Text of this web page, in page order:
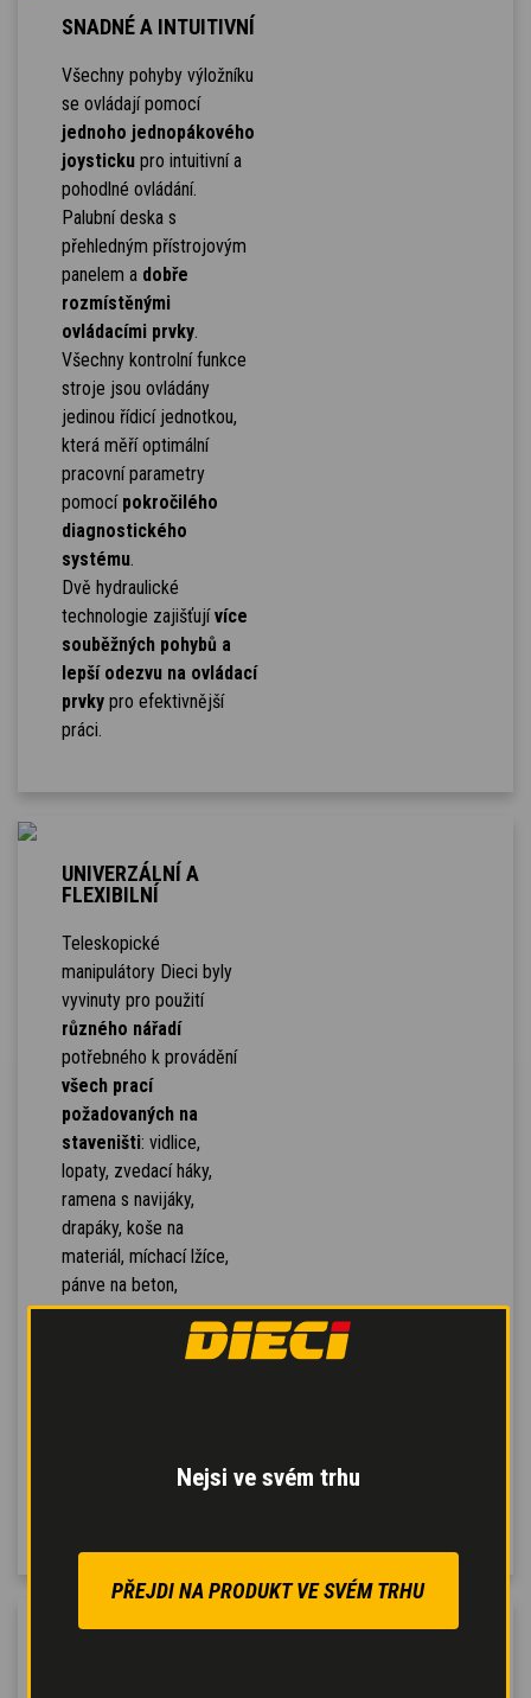
Nejsi ve svém trhu
PŘEJDI NA PRODUKT VE SVÉM TRHU
SNADNÉ A INTUITIVNÍ
Všechny pohyby výložníku
se ovládají pomocí
jednoho jednopákového
joystickupro intuitivní a
pohodlné ovládání.
Palubní deska s
přehledným přístrojovým
panelem a dobře
rozmístěnými
ovládacími prvky.
Všechny kontrolní funkce
stroje jsou ovládány
jedinou řídicí jednotkou,
která měří optimální
pracovní parametry
pomocí pokročilého
diagnostického
systému.
Dvě hydraulické
technologie zajišťujívíce
souběžných pohybů a
lepší odezvu na ovládací
prvkypro efektivnější
práci.
UNIVERZÁLNÍ A
FLEXIBILNÍ
Teleskopické
manipulátory Dieci byly
vyvinuty pro použití
různého nářadí
potřebného k provádění
všech prací
požadovaných na
staveništi: vidlice,
lopaty, zvedací háky,
ramena s navijáky,
drapáky, koše na
materiál, míchací lžíce,
pánve na beton,
zametače, sypače soli,
radlice sněžného pluhu.
rozpoznání připojeného